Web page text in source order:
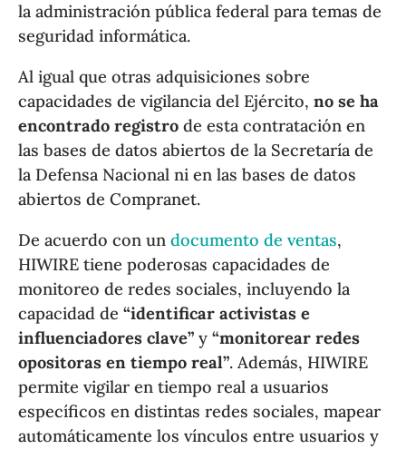
la administración pública federal para temas de
seguridad informática.
Al igual que otras adquisiciones sobre
capacidades de vigilancia del Ejército, no se ha
encontrado registro de esta contratación en
las bases de datos abiertos de la Secretaría de
la Defensa Nacional ni en las bases de datos
abiertos de Compranet.
De acuerdo con undocumento de ventas,
HIWIRE tiene poderosas capacidades de
monitoreo de redes sociales, incluyendo la
capacidad de“identificar activistas e
influenciadores clave” y“monitorear redes
opositoras en tiempo real”. Además, HIWIRE
permite vigilar en tiempo real a usuarios
específicos en distintas redes sociales, mapear
automáticamente los vínculos entre usuarios y